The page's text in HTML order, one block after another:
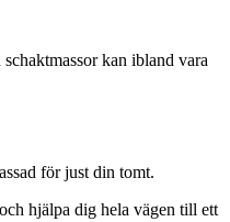
kan ibland vara
för just din tomt.
hjälpa dig hela vägen till ett